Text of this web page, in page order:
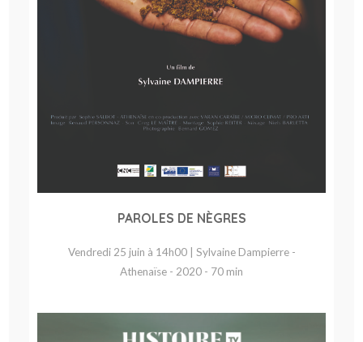
PAROLES DE NÈGRES
Vendredi 25 juin à 14h00 | Sylvaine Dampierre -
Athenaïse - 2020 - 70 min